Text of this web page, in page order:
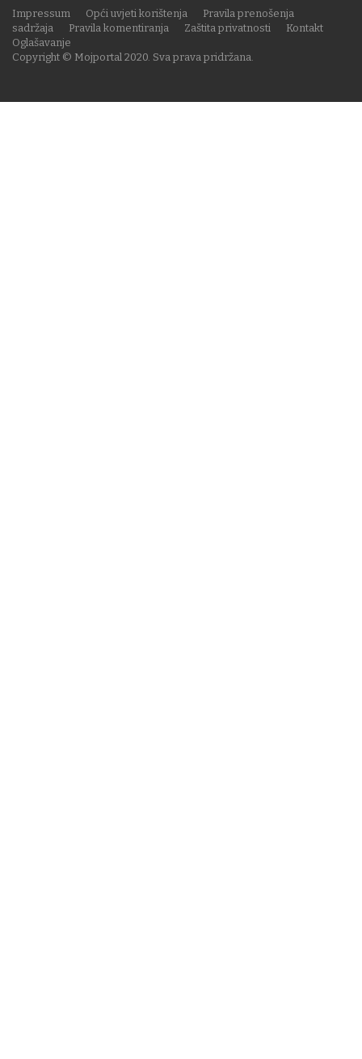
Copyright © Mojportal 2020. Sva prava pridržana.
Impressum Opći uvjeti korištenja
Pravila prenošenja
sadržaja
Pravila komentiranja Zaštita privatnosti
Kontakt
Oglašavanje